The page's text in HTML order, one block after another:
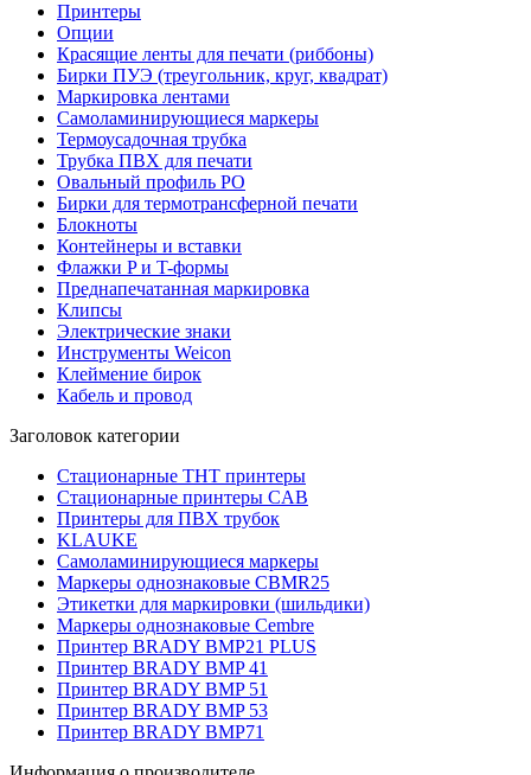
Принтеры
Опции
Красящие ленты для печати (риббоны)
Бирки ПУЭ (треугольник, круг, квадрат)
Маркировка лентами
Самоламинирующиеся маркеры
Термоусадочная трубка
Трубка ПВХ для печати
Овальный профиль PO
Бирки для термотрансферной печати
Блокноты
Контейнеры и вставки
Флажки P и T-формы
Преднапечатанная маркировка
Клипсы
Электрические знаки
Инструменты Weicon
Клеймение бирок
Кабель и провод
Заголовок категории
Стационарные THT принтеры
Стационарные принтеры CAB
Принтеры для ПВХ трубок
KLAUKE
Самоламинирующиеся маркеры
Маркеры однознаковые CBMR25
Этикетки для маркировки (шильдики)
Маркеры однознаковые Cembre
Принтер BRADY BMP21 PLUS
Принтер BRADY BMP 41
Принтер BRADY BMP 51
Принтер BRADY BMP 53
Принтер BRADY BMP71